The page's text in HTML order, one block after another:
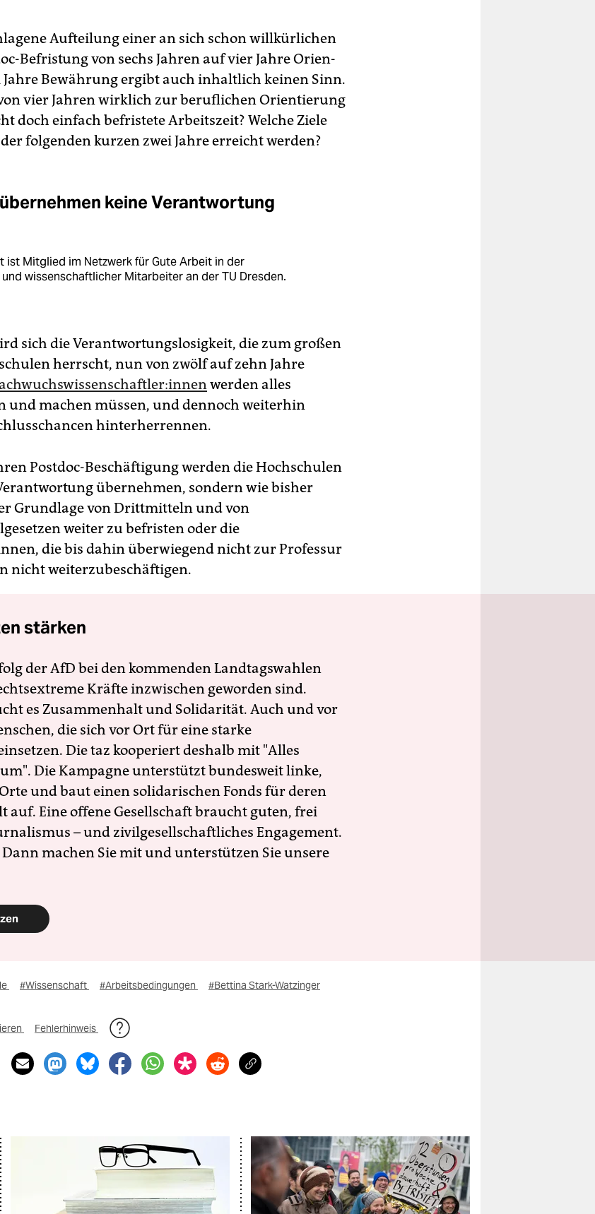
Aufteilung einer an sich schon willkürlichen
Befristung von sechs Jahren auf vier Jahre Orien­
Bewährung ergibt auch inhaltlich keinen Sinn.
vier Jahren wirklich zur beruflichen Orientierung
doch einfach befristete Arbeitszeit? Welche Ziele
folgenden kurzen zwei Jahre erreicht werden?
keine Verantwortung
ist Mitglied im Netzwerk für Gute Arbeit in der
wissenschaftlicher Mitarbeiter an der TU Dresden.
sich die Verantwortungslosigkeit, die zum großen
herrscht, nun von zwölf auf zehn Jahre
werden alles
und machen müssen, und dennoch weiterhin
hinterherrennen.
Postdoc-Beschäftigung werden die Hochschulen
übernehmen, sondern wie bisher
Grundlage von Drittmitteln und von
weiter zu befristen oder die
die bis dahin überwiegend nicht zur Professur
nicht weiterzubeschäftigen.
stärken
der AfD bei den kommenden Landtagswahlen
Kräfte inzwischen geworden sind.
es Zusammenhalt und Solidarität. Auch und vor
die sich vor Ort für eine starke
Die taz kooperiert deshalb mit "Alles
Die Kampagne unterstützt bundesweit linke,
und baut einen solidarischen Fonds für deren
auf. Eine offene Gesellschaft braucht guten, frei
– und zivilgesellschaftliches Engagement.
Dann machen Sie mit und unterstützen Sie unsere
#Wissenschaft #Arbeitsbedingungen #Bettina Stark-Watzinger
Fehlerhinweis